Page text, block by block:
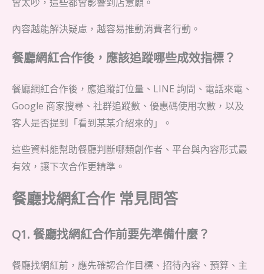
內容越能解決疑慮，越容易推動消費者行動。
餐廳網紅合作後，應該追蹤哪些成效指標？
餐廳網紅合作後，應追蹤訂位量、LINE 詢問、電話來電、
Google 商家搜尋、社群追蹤數、優惠碼使用次數，以及
客人是否提到「看到某某介紹來的」。
這些資料能幫助餐廳判斷哪類創作者、平台與內容形式最
有效，讓下次合作更精準。
餐廳找網紅合作 常見問答
Q1. 餐廳找網紅合作前要先準備什麼？
餐廳找網紅前，應先確認合作目標、招待內容、預算、主